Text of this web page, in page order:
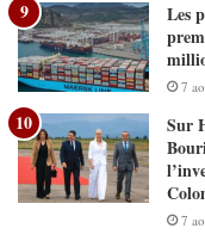
Les
7
Sur
7